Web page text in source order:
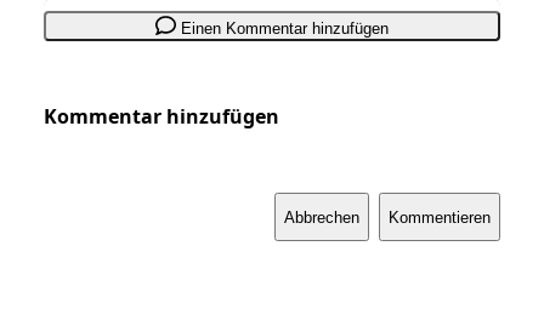
Einen Kommentar hinzufügen
Kommentar hinzufügen
Abbrechen Kommentieren